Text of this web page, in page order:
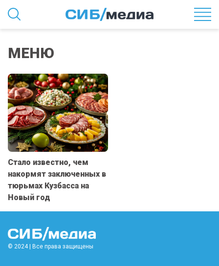
МЕНЮ
Стало известно, чем
накормят заключенных в
тюрьмах Кузбасса на
Новый год
© 2024 | Все права защищены